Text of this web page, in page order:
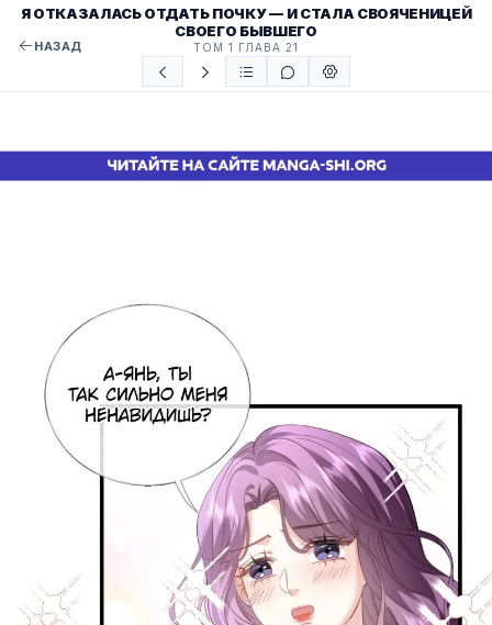
НАЗАД
Я ОТКАЗАЛАСЬ ОТДАТЬ ПОЧКУ — И СТАЛА СВОЯЧЕНИЦЕЙ
СВОЕГО БЫВШЕГО
ТОМ 1 ГЛАВА 21